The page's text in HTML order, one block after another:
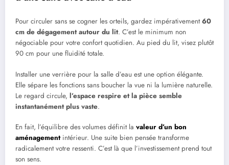
Pour circuler sans se cogner les orteils, gardez impérativement60
cm de dégagement autour du lit. C’est le minimum non
négociable pour votre confort quotidien. Au pied du lit, visez plutôt
90 cm pour une fluidité totale.
Installer une verrière pour la salle d’eau est une option élégante.
Elle sépare les fonctions sans boucher la vue ni la lumière naturelle.
Le regard circule, l’espace respire et la pièce semble
instantanément plus vaste.
En fait, l’équilibre des volumes définit la valeur d’un bon
aménagementintérieur. Une suite bien pensée transforme
radicalement votre ressenti. C’est là que l’investissement prend tout
son sens.